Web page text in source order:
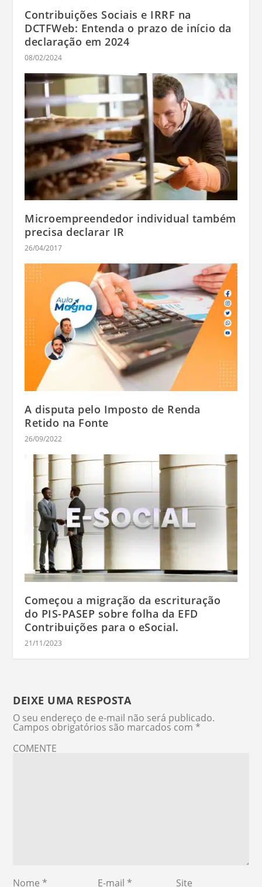
Contribuições Sociais e IRRF na
DCTFWeb: Entenda o prazo de início da
declaração em 2024
08/02/2024
Microempreendedor individual também
precisa declarar IR
26/04/2017
A disputa pelo Imposto de Renda
Retido na Fonte
26/09/2022
Começou a migração da escrituração
do PIS-PASEP sobre folha da EFD
Contribuições para o eSocial.
21/11/2023
DEIXE UMA RESPOSTA
O seu endereço de e-mail não será publicado.
Campos obrigatórios são marcados com *
COMENTE
Nome * E-mail * Site